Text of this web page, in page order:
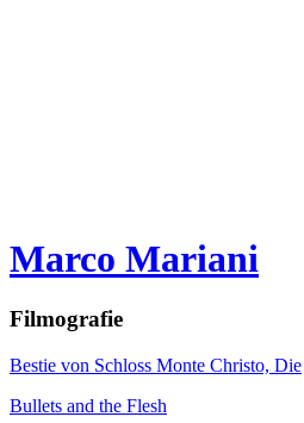
Marco Mariani
Filmografie
Bestie von Schloss Monte Christo, Die
Bullets and the Flesh